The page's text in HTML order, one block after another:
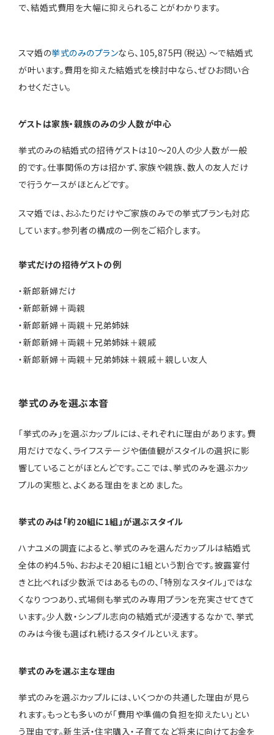
で、結婚式費用を大幅に抑えられることがわかります。
スマ婚の挙式のみのプランなら、105,875円（税込）〜で結婚式
が叶います。費用を抑えた結婚式を検討中なら、ぜひお問い合
わせください。
ゲストは家族・親族のみの少人数が中心
挙式のみの結婚式の招待ゲストは10〜20人の少人数が一般
的です。仕事関係の方は招かず、家族や親族、数人の友人だけ
で行うケースがほとんどです。
スマ婚では、おふたりだけやご家族のみでの挙式プランも対応
しています。参列者の構成の一例をご紹介します。
挙式だけの招待ゲストの例
・新郎新婦だけ
・新郎新婦＋両親
・新郎新婦＋両親＋兄弟姉妹
・新郎新婦＋両親＋兄弟姉妹＋親戚
・新郎新婦＋両親＋兄弟姉妹＋親戚＋親しい友人
挙式のみを選ぶ本音
「挙式のみ」を選ぶカップルには、それぞれに理由があります。費
用だけでなく、ライフステージや価値観がスタイルの選択に影
響していることがほとんどです。ここでは、挙式のみを選ぶカッ
プルの実態と、よくある理由をまとめました。
挙式のみは「約20組に1組」が選ぶスタイル
ハナユメの調査によると、挙式のみを選んだカップルは結婚式
全体の約4.5%、おおよそ20組に1組という割合です。披露宴付
きと比べれば少数派ではあるものの、「特別なスタイル」ではな
くなりつつあり、式場側も挙式のみ専用プランを充実させてきて
います。少人数・シンプル志向の結婚式が浸透するなかで、挙式
のみは今後も選ばれ続けるスタイルといえます。
挙式のみを選ぶ主な理由
挙式のみを選ぶカップルには、いくつかの共通した理由が見ら
れます。もっとも多いのが「費用や準備の負担を抑えたい」とい
う理由です。新生活・住宅購入・子育てなど将来に向けてお金を